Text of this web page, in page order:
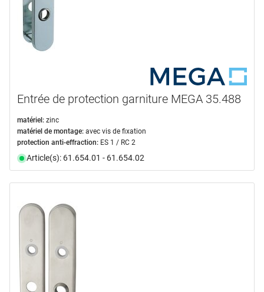
Entrée de protection garniture MEGA 35.488
matériel: zinc
matériel de montage: avec vis de fixation
protection anti-effraction: ES 1 / RC 2
Article(s): 61.654.01 - 61.654.02